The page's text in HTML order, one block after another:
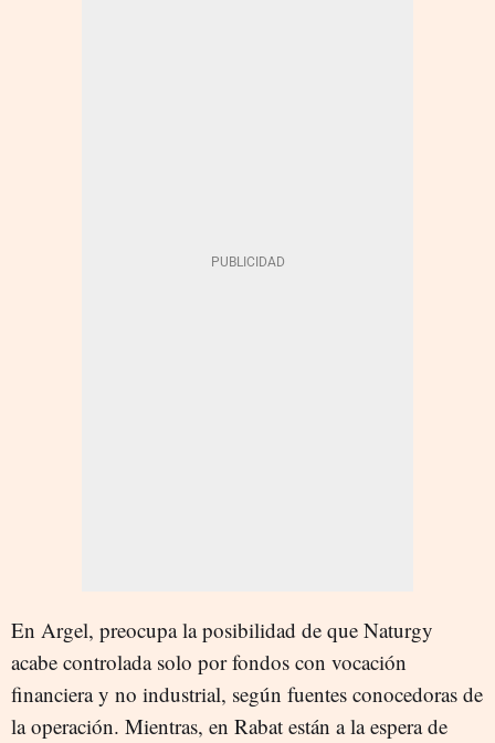
En Argel, preocupa la posibilidad de que Naturgy
acabe controlada solo por fondos con vocación
financiera y no industrial, según fuentes conocedoras de
la operación. Mientras, en Rabat están a la espera de